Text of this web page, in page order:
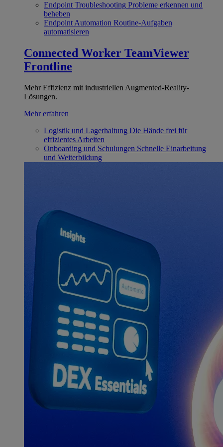
Endpoint Troubleshooting Probleme erkennen und
beheben
Endpoint Automation Routine-Aufgaben
automatisieren
Connected Worker TeamViewer
Frontline
Mehr Effizienz mit industriellen Augmented-Reality-
Lösungen.
Mehr erfahren
Logistik und Lagerhaltung Die Hände frei für
effizientes Arbeiten
Onboarding und Schulungen Schnelle Einarbeitung
und Weiterbildung